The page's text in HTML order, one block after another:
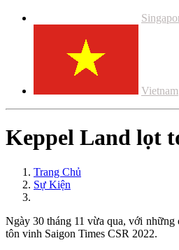
Vietnam
Keppel Land lọt
Trang Chủ
Sự Kiện
Ngày 30 tháng 11 vừa qua, với
tôn vinh Saigon Times CSR 2022.